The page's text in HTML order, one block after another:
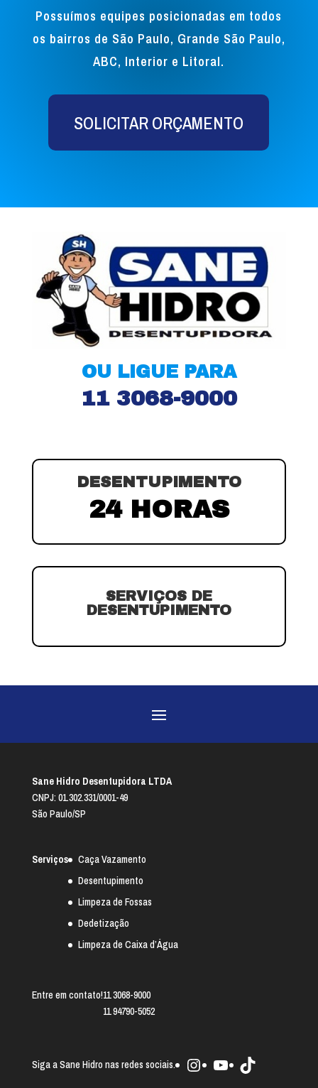
Possuímos equipes posicionadas em todos
os bairros de São Paulo, Grande São Paulo,
ABC, Interior e Litoral.
SOLICITAR ORÇAMENTO
OU LIGUE PARA
11 3068-9000
DESENTUPIMENTO
24 HORAS
SERVIÇOS DE
DESENTUPIMENTO
Sane Hidro Desentupidora LTDA
CNPJ: 01.302.331/0001-49
São Paulo/SP
Serviços
Caça Vazamento
Desentupimento
Limpeza de Fossas
Dedetização
Limpeza de Caixa d’Água
Entre em contato!11 3068-9000
11 94790-5052
Siga a Sane Hidro nas redes sociais. Instagram
YoutubeTikTok